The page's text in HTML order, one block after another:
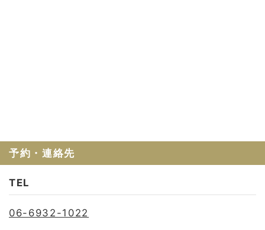
予約・連絡先
TEL
06-6932-1022